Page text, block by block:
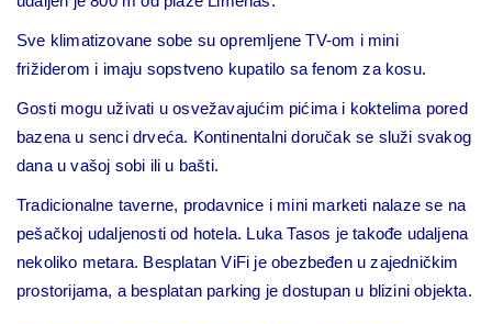
Sve klimatizovane sobe su opremljene TV-om i mini
frižiderom i imaju sopstveno kupatilo sa fenom za kosu.
Gosti mogu uživati u osvežavajućim pićima i koktelima pored
bazena u senci drveća. Kontinentalni doručak se služi svakog
dana u vašoj sobi ili u bašti.
Tradicionalne taverne, prodavnice i mini marketi nalaze se na
pešačkoj udaljenosti od hotela. Luka Tasos je takođe udaljena
nekoliko metara. Besplatan ViFi je obezbeđen u zajedničkim
prostorijama, a besplatan parking je dostupan u blizini objekta.